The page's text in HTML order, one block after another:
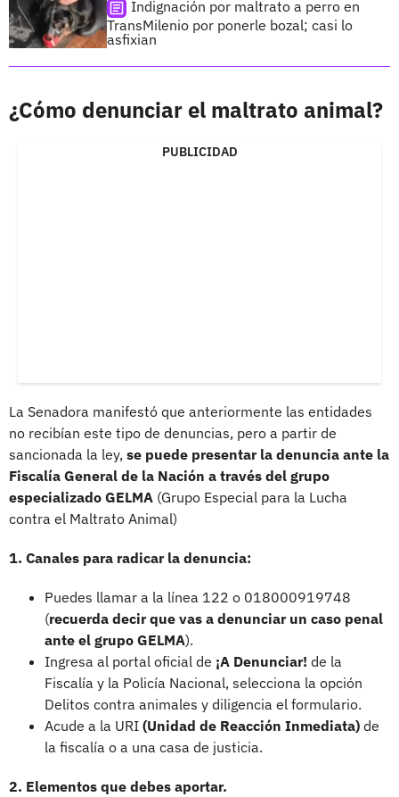
Indignación por maltrato a perro en
TransMilenio por ponerle bozal; casi lo
asfixian
¿Cómo denunciar el maltrato animal?
PUBLICIDAD
La Senadora manifestó que anteriormente las entidades
no recibían este tipo de denuncias, pero a partir de
sancionada la ley, se puede presentar la denuncia ante la
Fiscalía General de la Nación a través del grupo
especializado GELMA (Grupo Especial para la Lucha
contra el Maltrato Animal)
1. Canales para radicar la denuncia:
Puedes llamar a la línea 122 o 018000919748
(recuerda decir que vas a denunciar un caso penal
ante el grupo GELMA).
Ingresa al portal oficial de ¡A Denunciar! de la
Fiscalía y la Policía Nacional, selecciona la opción
Delitos contra animales y diligencia el formulario.
Acude a la URI (Unidad de Reacción Inmediata) de
la fiscalía o a una casa de justicia.
2. Elementos que debes aportar.